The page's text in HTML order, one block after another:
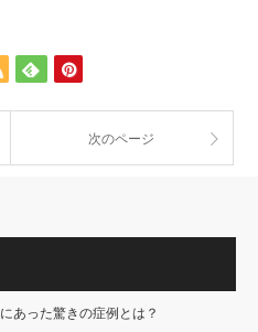
次のページ
あった驚きの症例とは？